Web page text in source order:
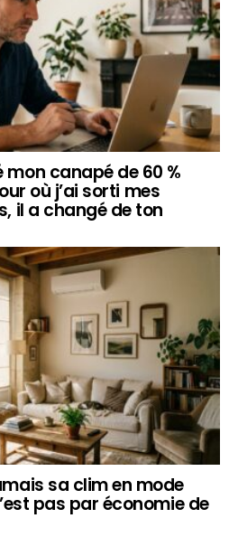
canapé de 60 %
où j’ai sorti mes
il a changé de ton
sa clim en mode
pas par économie de